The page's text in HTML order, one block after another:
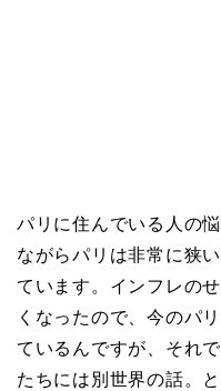
パリに住んでいる人の
ながらパリは非常に狭
ています。インフレの
くなったので、今のパ
ているんですが、それ
たちには別世界の話。